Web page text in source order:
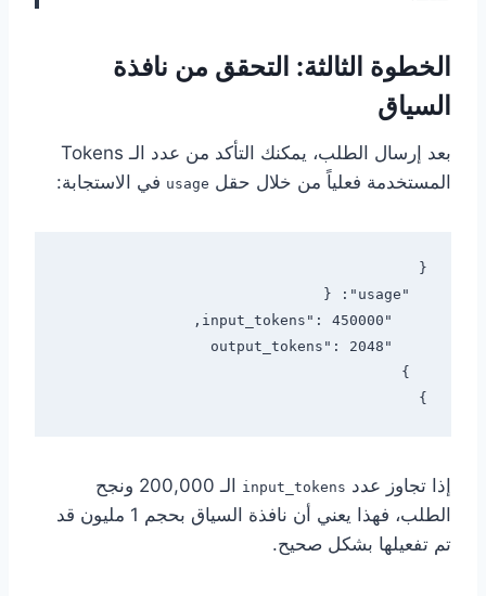
الخطوة الثالثة: التحقق من نافذة
السياق
بعد إرسال الطلب، يمكنك التأكد من عدد الـ Tokens
المستخدمة فعلياً من خلال حقل usage في الاستجابة:
}
إذا تجاوز عدد input_tokens
الـ 200,000 ونجح
الطلب، فهذا يعني أن نافذة السياق بحجم 1 مليون قد
تم تفعيلها بشكل صحيح.